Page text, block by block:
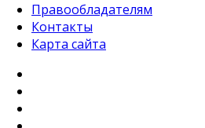
Правообладателям
Контакты
Карта сайта